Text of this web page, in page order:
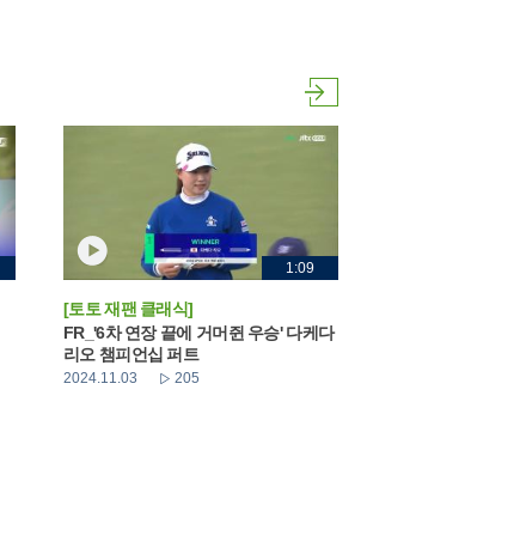
1:09
[토토 재팬 클래식]
FR_'6차 연장 끝에 거머쥔 우승' 다케다
리오 챔피언십 퍼트
2024.11.03 205